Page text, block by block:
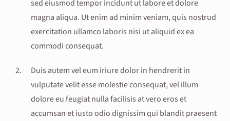
sed eiusmod tempor incidunt ut labore et dolore
magna aliqua. Ut enim ad minim veniam, quis nostrud
exercitation ullamco laboris nisi ut aliquid ex ea
commodi consequat.
Duis autem vel eum iriure dolor in hendrerit in
vulputate velit esse molestie consequat, vel illum
dolore eu feugiat nulla facilisis at vero eros et
accumsan et iusto odio dignissim qui blandit praesent